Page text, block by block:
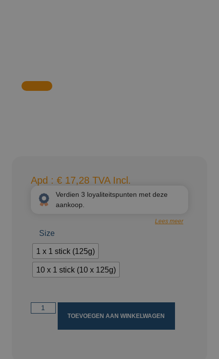
Apd : € 17,28 TVA Incl.
Lees meer
Verdien 3 loyaliteitspunten met deze
aankoop.
Size
1 x 1 stick (125g)
10 x 1 stick (10 x 125g)
TOEVOEGEN AAN WINKELWAGEN